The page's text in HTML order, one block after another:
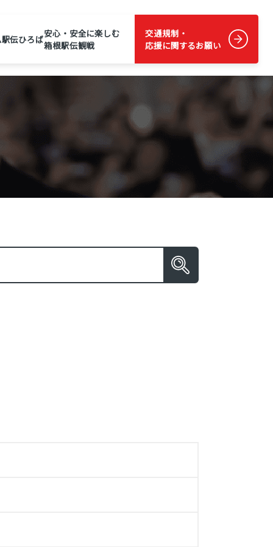
駅伝ひろば安心・安全に楽しむ
箱根駅伝観戦
交通規制・
応援に関するお願い